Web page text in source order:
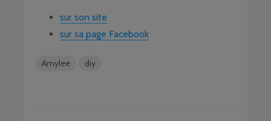
sur son site
sur sa page Facebook
Amylee diy